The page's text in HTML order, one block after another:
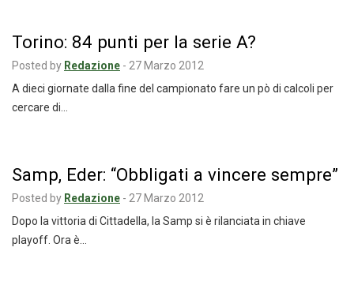
Torino: 84 punti per la serie A?
Posted by Redazione - 27 Marzo 2012
A dieci giornate dalla fine del campionato fare un pò di calcoli per
cercare di…
Samp, Eder: “Obbligati a vincere sempre”
Posted by Redazione - 27 Marzo 2012
Dopo la vittoria di Cittadella, la Samp si è rilanciata in chiave
playoff. Ora è…